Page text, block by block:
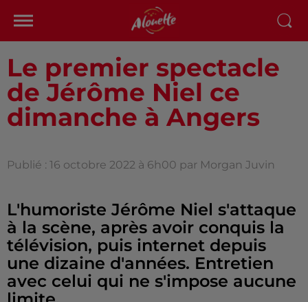
Le premier spectacle
de Jérôme Niel ce
dimanche à Angers
Publié : 16 octobre 2022 à 6h00 par Morgan Juvin
L'humoriste Jérôme Niel s'attaque
à la scène, après avoir conquis la
télévision, puis internet depuis
une dizaine d'années. Entretien
avec celui qui ne s'impose aucune